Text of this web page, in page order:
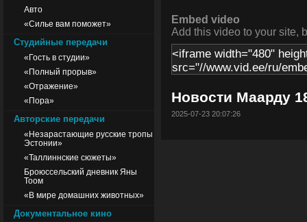
Авто
«Силье вам поможет»
Студийные передачи
«Гость в студии»
«Полный прорыв»
«Отражение»
«Пора»
Авторские передачи
«Незарастающие русские тропы
Эстонии»
«Таллиннские сюжеты»
Броюссельский дневник Яны
Тоом
«В мире домашних животных»
Документальное кино
Embed video
Add this video to your site,
Новости Маарду
2025-07-23 20:07:26